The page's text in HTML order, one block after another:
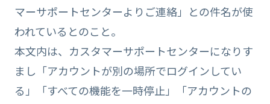
マーサポートセンターよりご連絡」との件名が使
われているとのこと。
本文内は、カスタマーサポートセンターになりす
まし「アカウントが別の場所でログインしてい
る」「すべての機能を一時停止」「アカウントの